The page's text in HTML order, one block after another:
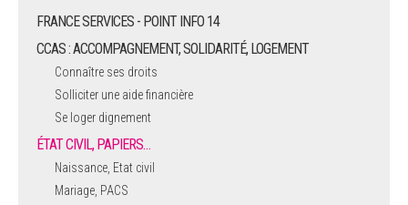
FRANCE SERVICES - POINT INFO 14
CCAS : ACCOMPAGNEMENT, SOLIDARITÉ, LOGEMENT
Connaître ses droits
Solliciter une aide financière
Se loger dignement
ÉTAT CIVIL, PAPIERS…
Naissance, Etat civil
Mariage, PACS